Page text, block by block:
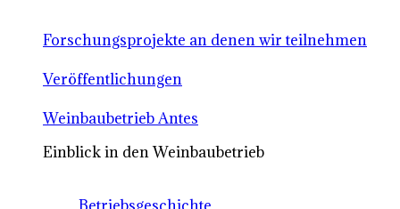
Forschungsprojekte an denen wir teilnehmen
Veröffentlichungen
Weinbaubetrieb Antes
Einblick in den Weinbaubetrieb